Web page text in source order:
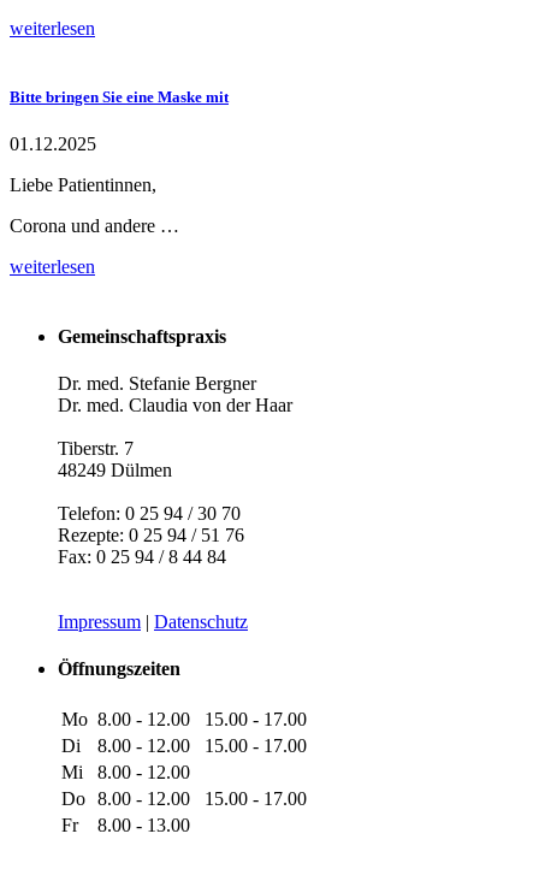
weiterlesen
Bitte bringen Sie eine Maske mit
01.12.2025
Liebe Patientinnen,
Corona und andere …
weiterlesen
Gemeinschaftspraxis
Dr. med. Stefanie Bergner
Dr. med. Claudia von der Haar
Tiberstr. 7
48249 Dülmen
Telefon: 0 25 94 / 30 70
Rezepte: 0 25 94 / 51 76
Fax: 0 25 94 / 8 44 84
Impressum | Datenschutz
Öffnungszeiten
Mo 8.00 - 12.00
15.00 - 17.00
Di
8.00 - 12.00
15.00 - 17.00
Mi
8.00 - 12.00
Do 8.00 - 12.00
15.00 - 17.00
Fr
8.00 - 13.00